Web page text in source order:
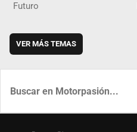
Futuro
VER MÁS TEMAS